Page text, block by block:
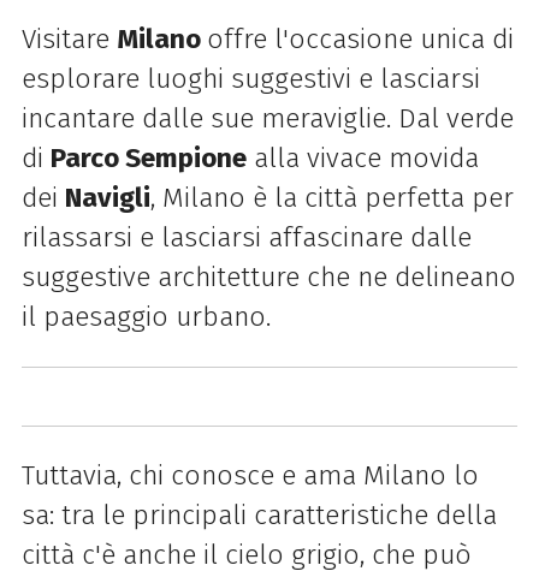
Visitare Milano offre l'occasione unica di
esplorare luoghi suggestivi e lasciarsi
incantare dalle sue meraviglie. Dal verde
di Parco Sempionealla vivace movida
dei Navigli, Milano è la città perfetta per
rilassarsi e lasciarsi affascinare dalle
suggestive architetture che ne delineano
il paesaggio urbano.
Tuttavia, chi conosce e ama Milano lo
sa: tra le principali caratteristiche della
città c'è anche il cielo grigio, che può